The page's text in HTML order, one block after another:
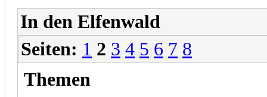
In den Elfenwald
Seiten: 1 2 3 4 5 6 7 8
Themen